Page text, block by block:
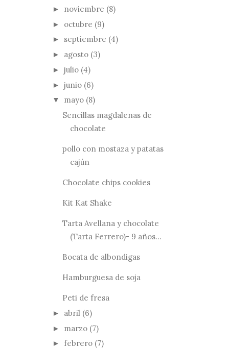
► noviembre (8)
► octubre (9)
► septiembre (4)
► agosto (3)
► julio (4)
► junio (6)
▼ mayo (8)
Sencillas magdalenas de
chocolate
pollo con mostaza y patatas
cajún
Chocolate chips cookies
Kit Kat Shake
Tarta Avellana y chocolate
(Tarta Ferrero)- 9 años...
Bocata de albondigas
Hamburguesa de soja
Peti de fresa
► abril (6)
► marzo (7)
► febrero (7)